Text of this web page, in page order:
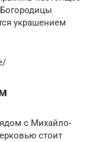
украшением
с Михайло-
стоит